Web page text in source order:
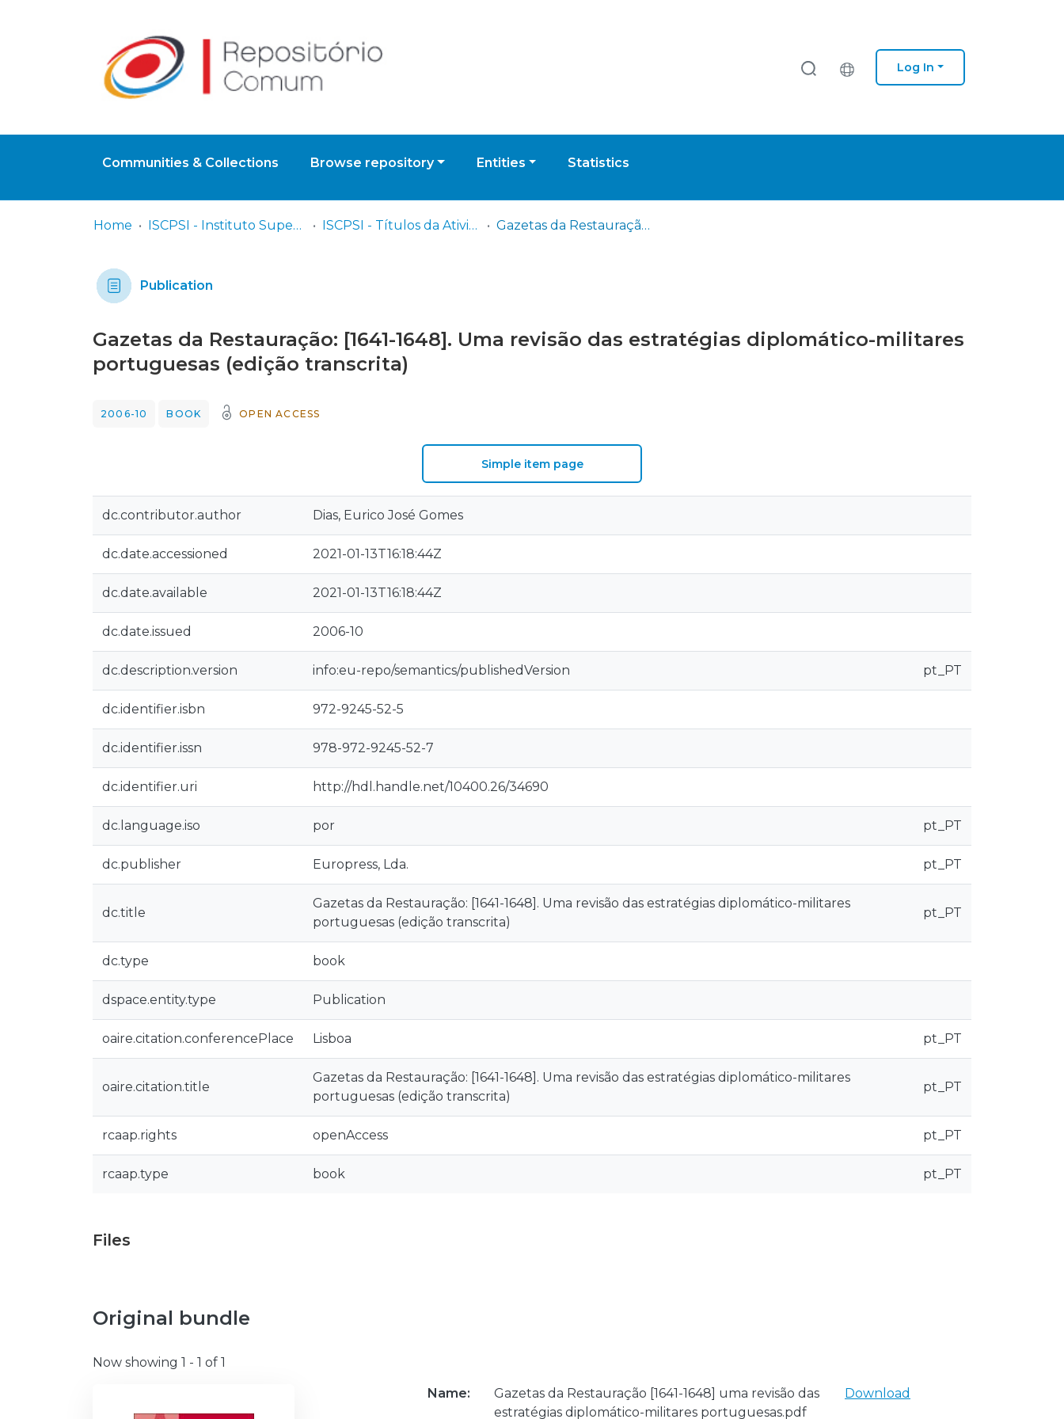
Log In
Communities & Collections Browse repository Entities Statistics
Home ISCPSI - Instituto Superior de Ciências Policiais e Segurança Interna ISCPSI - Títulos da Atividade Científica Gazetas da Restauração: [1641-1648]. Uma revisão das estratégias diplomático-militares portuguesas (edição transcrita)
Publication
Gazetas da Restauração: [1641-1648]. Uma revisão das estratégias diplomático-militares
portuguesas (edição transcrita)
2006-10 BOOK OPEN ACCESS
Simple item page
dc.contributor.author Dias, Eurico José Gomes
dc.date.accessioned 2021-01-13T16:18:44Z
dc.date.available 2021-01-13T16:18:44Z
dc.date.issued 2006-10
dc.description.version info:eu-repo/semantics/publishedVersion pt_PT
dc.identifier.isbn 972-9245-52-5
dc.identifier.issn 978-972-9245-52-7
dc.identifier.uri http://hdl.handle.net/10400.26/34690
dc.language.iso por pt_PT
dc.publisher Europress, Lda. pt_PT
dc.title
Gazetas da Restauração: [1641-1648]. Uma revisão das estratégias diplomático-militares
portuguesas (edição transcrita)
pt_PT
dc.type book
dspace.entity.type Publication
oaire.citation.conferencePlace Lisboa pt_PT
oaire.citation.title
Gazetas da Restauração: [1641-1648]. Uma revisão das estratégias diplomático-militares
portuguesas (edição transcrita)
pt_PT
rcaap.rights openAccess pt_PT
rcaap.type book pt_PT
Files
Original bundle
Now showing 1 - 1 of 1
Name:
Gazetas da Restauração [1641-1648] uma revisão das
estratégias diplomático-militares portuguesas.pdf
Download